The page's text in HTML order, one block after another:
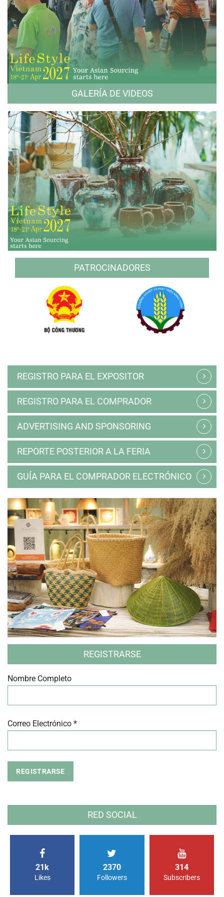
GALERÍA DE VIDEOS
PATROCINADORES
REGISTRO PARA EL EXPOSITOR
REGISTRO PARA EL COMPRADOR
ADVERTISING AND SPONSORING
REPORTE POSTERIOR A LA FERIA
GUÍA PARA EL COMPRADOR ELECTRÓNICO
REGISTRARSE
Nombre Completo
Correo Electrónico *
RED SOCIAL
21k
Likes
2370
Followers
314
Subscribers